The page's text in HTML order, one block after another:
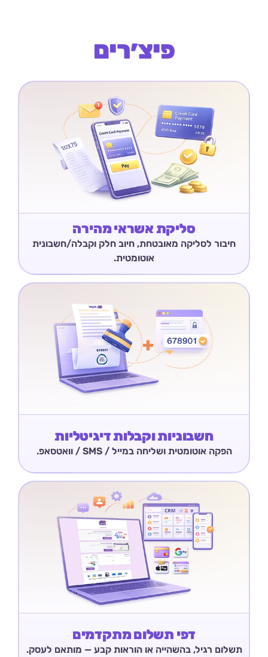
פיצ׳רים
סליקת אשראי מהירה
חיבור לסליקה מאובטחת, חיוב חלק וקבלה/חשבונית
אוטומטית.
חשבוניות וקבלות דיגיטליות
הפקה אוטומטית ושליחה במייל / SMS / וואטסאפ.
דפי תשלום מתקדמים
תשלום רגיל, בהשהייה או הוראות קבע — מותאם לעסק.